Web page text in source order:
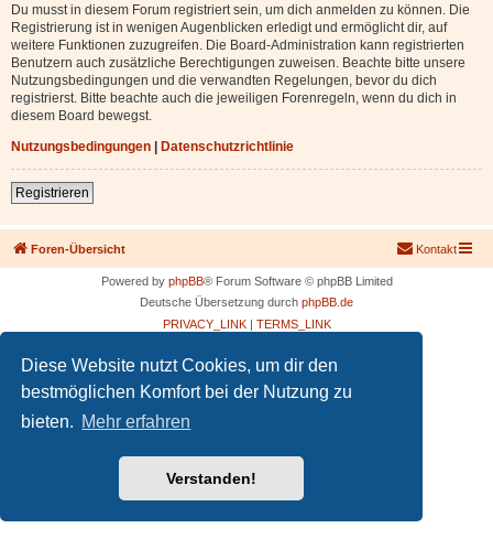
Diese Website nutzt Cookies, um dir den
bestmöglichen Komfort bei der Nutzung zu
bieten. Mehr erfahren
Verstanden!
Du musst in diesem Forum registriert sein, um dich anmelden zu können. Die
Registrierung ist in wenigen Augenblicken erledigt und ermöglicht dir, auf
weitere Funktionen zuzugreifen. Die Board-Administration kann registrierten
Benutzern auch zusätzliche Berechtigungen zuweisen. Beachte bitte unsere
Nutzungsbedingungen und die verwandten Regelungen, bevor du dich
registrierst. Bitte beachte auch die jeweiligen Forenregeln, wenn du dich in
diesem Board bewegst.
Nutzungsbedingungen | Datenschutzrichtlinie
Registrieren
Foren-Übersicht Kontakt
Powered by phpBB® Forum Software © phpBB Limited
Deutsche Übersetzung durch phpBB.de
PRIVACY_LINK| TERMS_LINK